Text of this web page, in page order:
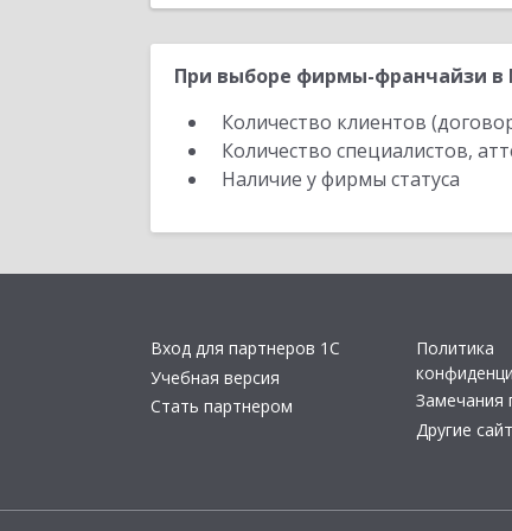
При выборе фирмы-франчайзи в
Количество клиентов
Количество специалистов,
Наличие у фирмы статуса
Вход для партнеров 1С
Учебная версия
Стать партнером
Политика
Замечания
Другие